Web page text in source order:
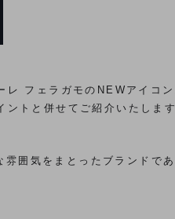
フェラガモのNEWアイコ
トと併せてご紹介いたします
気をまとったブランドであ